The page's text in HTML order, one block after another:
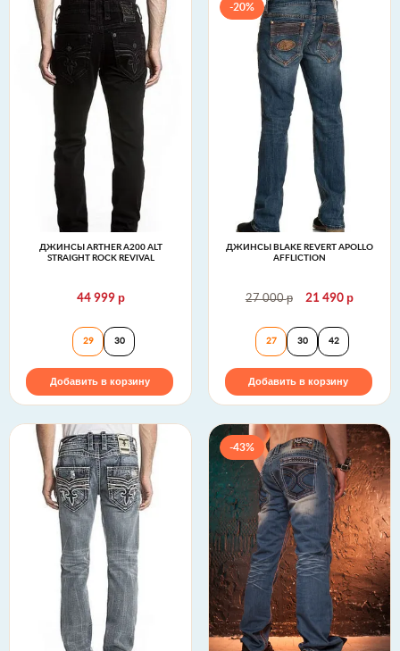
ДЖИНСЫ ARTHER A200 ALT
STRAIGHT ROCK REVIVAL
44 999 р
Джинсы ARTHER A200 ALT STRAIGHT Rock Revival
29 30
Добавить в корзину
-20%
ДЖИНСЫ BLAKE REVERT APOLLO
AFFLICTION
27 000р 21 490 р
Джинсы Blake
27 30 42
Добавить в корзину
-43%